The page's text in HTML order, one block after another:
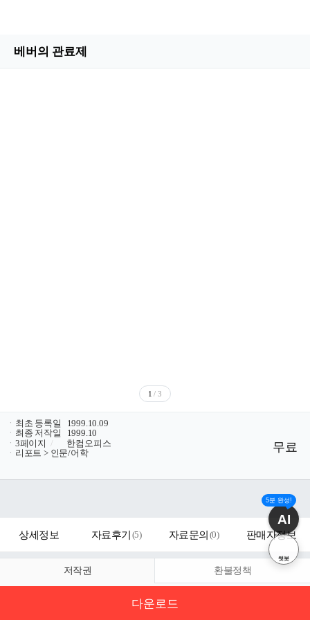
베버의 관료제
1 / 3
ㆍ 최초 등록일
1999.10.09
ㆍ 최종 저작일
1999.10
ㆍ 3페이지 /
한컴오피스
ㆍ 리포트 > 인문/어학 무료
상세정보 자료후기 (5) 자료문의 (0) 판매자정보
저작권 환불정책
자료의 정보 및 내용의 진실성에 대하여 해피캠퍼스는 보증하지 않으며,
다운로드
5분 완성!
AI
챗봇